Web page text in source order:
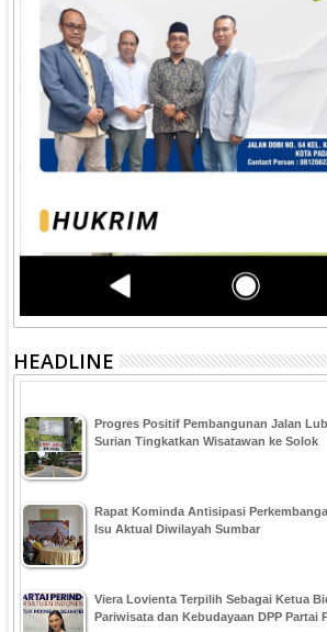
HEADLINE
Progres Positif Pembangunan Jalan
Surian Tingkatkan Wisatawan ke Solok
Rapat Kominda Antisipasi
Isu Aktual Diwilayah Sumbar
Viera Lovienta Terpilih Sebagai Ketua
Pariwisata dan Kebudayaan DPP Partai